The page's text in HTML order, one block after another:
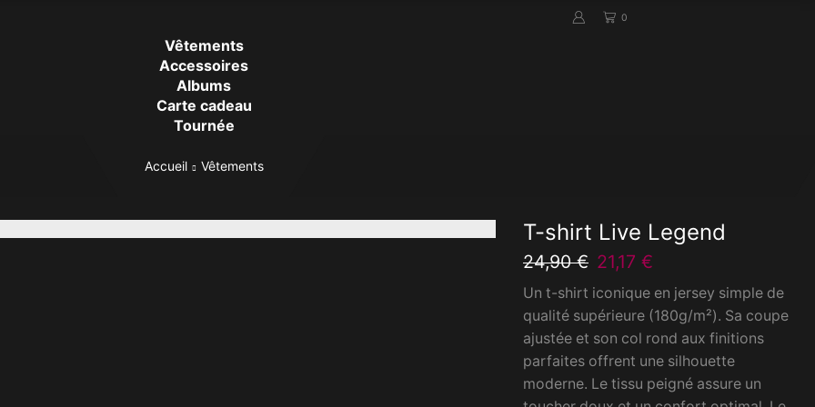
0
Vêtements
Accessoires
Albums
Carte cadeau
Tournée
Accueil Vêtements
T-shirt Live Legend
24,90€ Le
prix
initial
était :
24,90 €.
21,17 €
prix
actuel
est :
21,17 €.
Un t-shirt iconique en jersey simple de
qualité supérieure (180g/m²). Sa coupe
ajustée et son col rond aux finitions
parfaites offrent une silhouette
moderne. Le tissu peigné assure un